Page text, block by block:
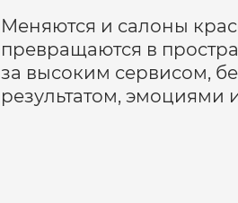
Меняются и салоны
превращаются в
за высоким сервисом,
результатом, эмоциями